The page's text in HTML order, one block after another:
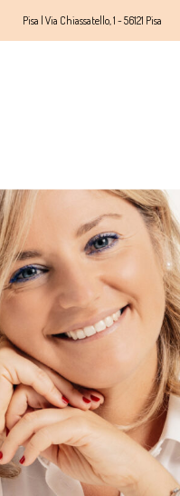
Pisa | Via Chiassatello, 1 - 56121 Pisa